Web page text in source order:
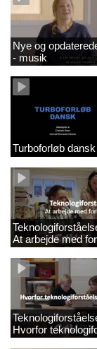
Nye og
- musik
Turboforløb dansk
At arbejde med
Hvorfor
folkeskolen?